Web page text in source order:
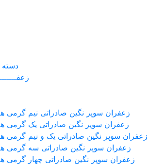
زعفران سوپر نگین صادراتی نیم گرمی
زعفران سوپر نگین صادراتی یک گرمی
زعفران سوپر نگین صادراتی یک و نیم گرمی
زعفران سوپر نگین صادراتی سه گرمی
زعفران سوپر نگین صادراتی چهار گرمی